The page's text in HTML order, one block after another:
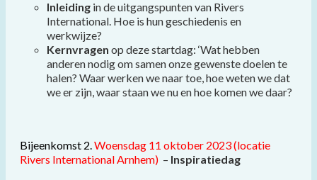
Inleidingin de uitgangspunten van Rivers
International. Hoe is hun geschiedenis en
werkwijze?
Kernvragen op deze startdag: ‘Wat hebben
anderen nodig om samen onze gewenste doelen te
halen? Waar werken we naar toe, hoe weten we dat
we er zijn, waar staan we nu en hoe komen we daar?
Bijeenkomst 2.Woensdag 11 oktober 2023 (locatie
Rivers International Arnhem) – Inspiratiedag